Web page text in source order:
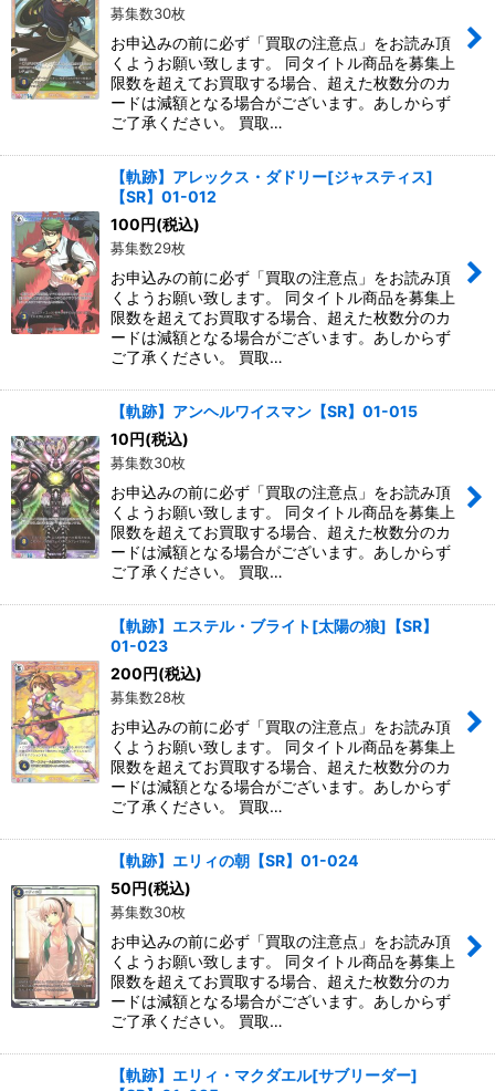
募集数30枚
お申込みの前に必ず「買取の注意点」をお読み頂
くようお願い致します。 同タイトル商品を募集上
限数を超えてお買取する場合、超えた枚数分のカ
ードは減額となる場合がございます。あしからず
ご了承ください。 買取…
【軌跡】アレックス・ダドリー[ジャスティス]
【SR】01-012
100円(税込)
募集数29枚
お申込みの前に必ず「買取の注意点」をお読み頂
くようお願い致します。 同タイトル商品を募集上
限数を超えてお買取する場合、超えた枚数分のカ
ードは減額となる場合がございます。あしからず
ご了承ください。 買取…
【軌跡】アンヘルワイスマン【SR】01-015
10円(税込)
募集数30枚
お申込みの前に必ず「買取の注意点」をお読み頂
くようお願い致します。 同タイトル商品を募集上
限数を超えてお買取する場合、超えた枚数分のカ
ードは減額となる場合がございます。あしからず
ご了承ください。 買取…
【軌跡】エステル・ブライト[太陽の狼]【SR】
01-023
200円(税込)
募集数28枚
お申込みの前に必ず「買取の注意点」をお読み頂
くようお願い致します。 同タイトル商品を募集上
限数を超えてお買取する場合、超えた枚数分のカ
ードは減額となる場合がございます。あしからず
ご了承ください。 買取…
【軌跡】エリィの朝【SR】01-024
50円(税込)
募集数30枚
お申込みの前に必ず「買取の注意点」をお読み頂
くようお願い致します。 同タイトル商品を募集上
限数を超えてお買取する場合、超えた枚数分のカ
ードは減額となる場合がございます。あしからず
ご了承ください。 買取…
【軌跡】エリィ・マクダエル[サブリーダー]